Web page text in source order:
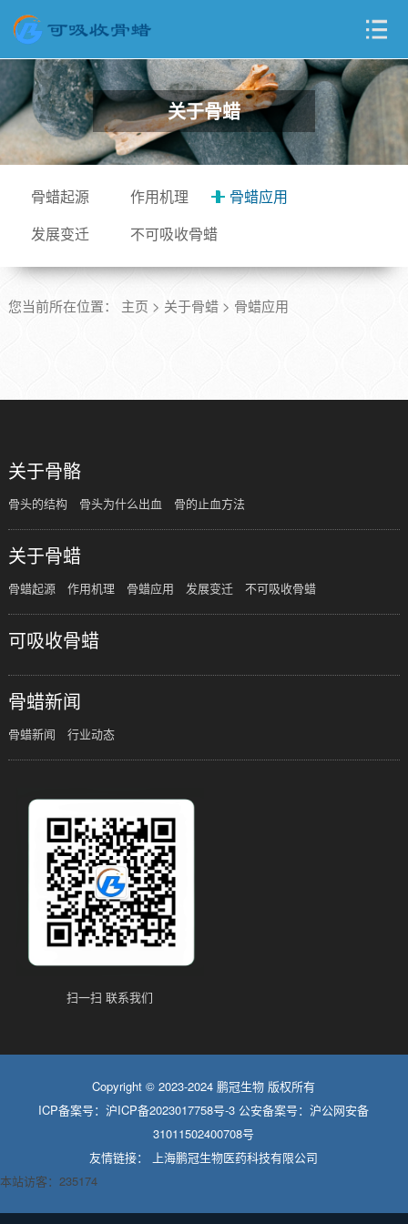
关于骨蜡
骨蜡起源 作用机理
骨蜡应用
发展变迁
不可吸收骨蜡
您当前所在位置： 主页 > 关于骨蜡> 骨蜡应用
关于骨骼
骨头的结构 骨头为什么出血 骨的止血方法
关于骨蜡
骨蜡起源 作用机理 骨蜡应用 发展变迁 不可吸收骨蜡
可吸收骨蜡
骨蜡新闻
骨蜡新闻 行业动态
扫一扫 联系我们
Copyright © 2023-2024 鹏冠生物 版权所有
ICP备案号：沪ICP备2023017758号-3 公安备案号：沪公网安备
31011502400708号
友情链接：
上海鹏冠生物医药科技有限公司
本站访客：235174